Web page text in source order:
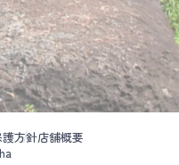
方針店舗概要